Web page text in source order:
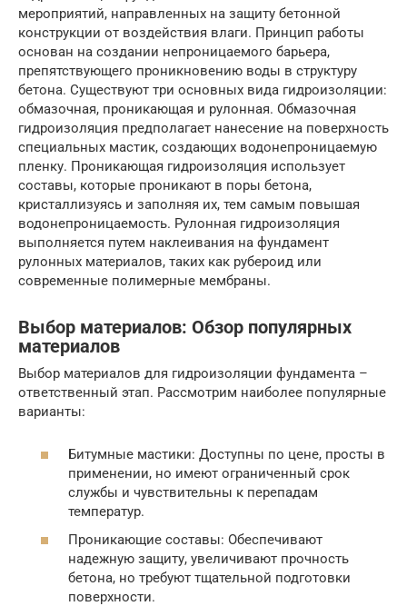
мероприятий, направленных на защиту бетонной
конструкции от воздействия влаги. Принцип работы
основан на создании непроницаемого барьера,
препятствующего проникновению воды в структуру
бетона. Существуют три основных вида гидроизоляции:
обмазочная, проникающая и рулонная. Обмазочная
гидроизоляция предполагает нанесение на поверхность
специальных мастик, создающих водонепроницаемую
пленку. Проникающая гидроизоляция использует
составы, которые проникают в поры бетона,
кристаллизуясь и заполняя их, тем самым повышая
водонепроницаемость. Рулонная гидроизоляция
выполняется путем наклеивания на фундамент
рулонных материалов, таких как рубероид или
современные полимерные мембраны.
Выбор материалов: Обзор популярных
материалов
Выбор материалов для гидроизоляции фундамента –
ответственный этап. Рассмотрим наиболее популярные
варианты:
Битумные мастики: Доступны по цене, просты в
применении, но имеют ограниченный срок
службы и чувствительны к перепадам
температур.
Проникающие составы: Обеспечивают
надежную защиту, увеличивают прочность
бетона, но требуют тщательной подготовки
поверхности.